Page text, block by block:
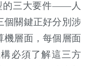
的三大要件――人
個關鍵正好分別涉
機層面，每個層面
必須了解這三方